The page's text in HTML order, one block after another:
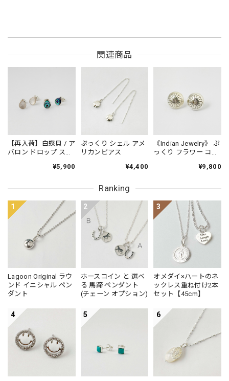
関連商品
【再入荷】白蝶貝 / ア
バロン ドロップ スタ
アス プチピアス¥5,900
ぷっくり シェル アメ
リカンピアス
¥4,400
《Indian Jewelry》 ぷ
っくり フラワー コン
¥9,800
Ranking
1
Lagoon Original ラウ
ンド イニシャル ペン
ダント
2
ホースコイン と 選べ
る 馬蹄 ペンダント
(チェーン オプション)
3
オメダイ×ハートのネ
ックレス重ね付け2本
セット【45cm】
4 5 6